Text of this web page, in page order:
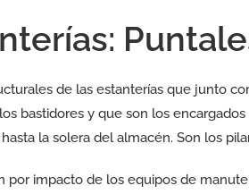
de las estanterías que junto
bastidores y que son los
la solera del almacén. Son los
por impacto de los equipos de